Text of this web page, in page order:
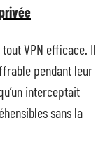
VPN efficace. Il
pendant leur
interceptait
sans la